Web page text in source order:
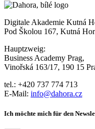
Digitale Akademie Kutná
Pod Školou 167, Kutná
Hauptzweig:
Business Academy Prag,
Vinořská 163/17, 190 15
tel.: +420 737 774 713
E-Mail: info@dahora.cz
Ich möchte mich für den